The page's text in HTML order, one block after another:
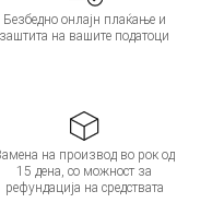
Безбедно онлајн плаќање и
заштита на вашите податоци
на производ во рок од
15 дена, со можност за
рефундација на средствата